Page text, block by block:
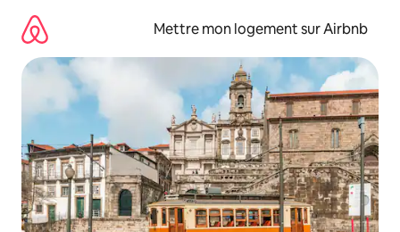
directement
contenu
Mettre mon logement sur Airbnb